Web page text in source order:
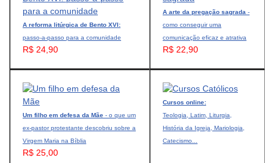
A reforma litúrgica de Bento XVI:
passo-a-passo para a comunidade
R$ 24,90
A arte da pregação sagrada -
como conseguir uma
comunicação eficaz e atrativa
R$ 22,90
Um filho em defesa da Mãe - o que um
ex-pastor protestante descobriu sobre a
Virgem Maria na Bíblia
R$ 25,00
Cursos online:
Teologia, Latim, Liturgia,
História da Igreja, Mariologia,
Catecismo...